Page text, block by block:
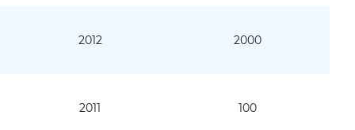
2012 2000
2011 100